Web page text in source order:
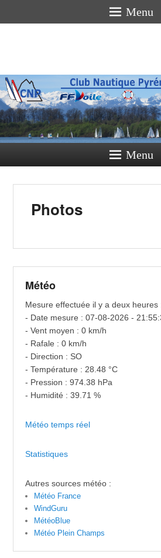
Menu
Menu
Photos
Météo
Mesure effectuée il y a deux heures
- Date mesure : 07-08-2026 -
- Vent moyen : 0 km/h
- Rafale : 0 km/h
- Direction : SO
- Température : 28.48 °C
- Pression : 974.38 hPa
- Humidité : 39.71 %
Météo temps réel
Statistiques
Autres sources météo :
Météo France
WindGuru
MétéoBlue
Météo Plein Champs